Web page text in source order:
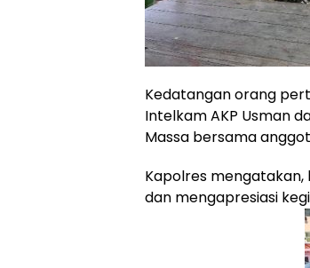
Kedatangan orang
Intelkam AKP Usman
Massa bersama
Kapolres mengatakan,
dan mengapresiasi